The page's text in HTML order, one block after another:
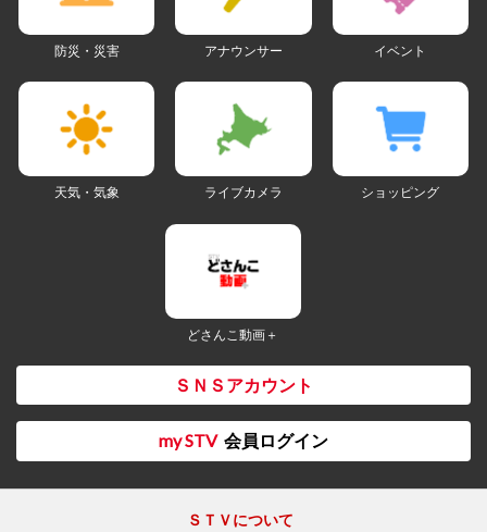
防災・災害 アナウンサー イベント
天気・気象 ライブカメラ ショッピング
どさんこ動画＋
ＳＮＳアカウント
my STV 会員ログイン
ＳＴＶについて